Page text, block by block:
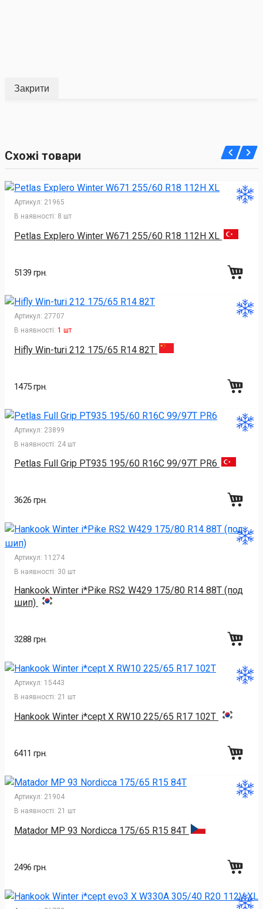
Закрити
Схожі товари
Артикул: 21965
В наявності: 8 шт
Petlas Explero Winter W671 255/60 R18 112H XL
5139 грн.
Артикул: 27707
В наявності: 1 шт
Hifly Win-turi 212 175/65 R14 82T
1475 грн.
Артикул: 23899
В наявності: 24 шт
Petlas Full Grip PT935 195/60 R16C 99/97T PR6
3626 грн.
Артикул: 11274
В наявності: 30 шт
Hankook Winter i*Pike RS2 W429 175/80 R14 88T (под
шип)
3288 грн.
Артикул: 15443
В наявності: 21 шт
Hankook Winter i*cept X RW10 225/65 R17 102T
6411 грн.
Артикул: 21904
В наявності: 21 шт
Matador MP 93 Nordicca 175/65 R15 84T
2496 грн.